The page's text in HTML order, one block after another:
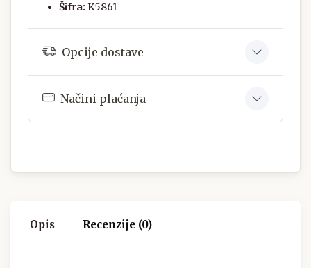
Šifra: K5861
Opcije dostave
Načini plaćanja
Opis Recenzije (0)